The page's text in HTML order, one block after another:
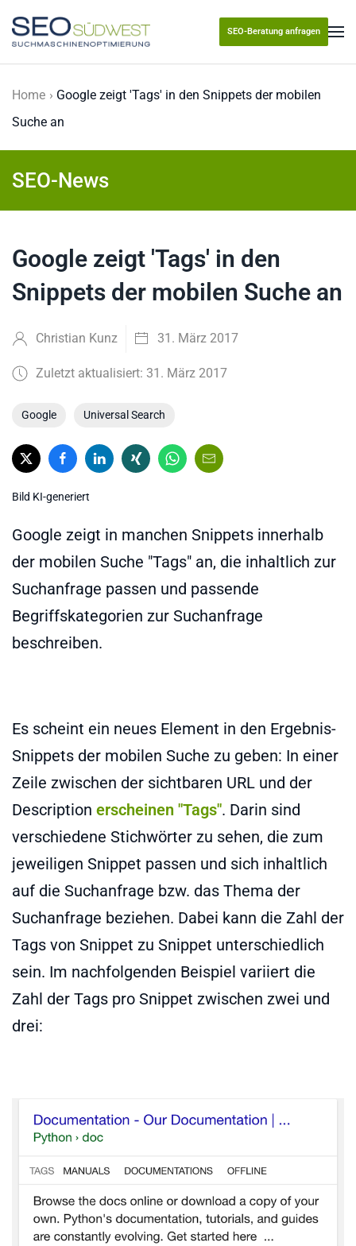
Skip to main content
SEO-Beratung anfragen
Home
Google zeigt 'Tags' in den Snippets der mobilen
Suche an
SEO-News
Google zeigt 'Tags' in den
Snippets der mobilen Suche an
Christian Kunz 31. März 2017
Zuletzt aktualisiert: 31. März 2017
Google Universal Search
Bild KI-generiert
Google zeigt in manchen Snippets innerhalb
der mobilen Suche "Tags" an, die inhaltlich zur
Suchanfrage passen und passende
Begriffskategorien zur Suchanfrage
beschreiben.
Es scheint ein neues Element in den Ergebnis-
Snippets der mobilen Suche zu geben: In einer
Zeile zwischen der sichtbaren URL und der
Description erscheinen "Tags". Darin sind
verschiedene Stichwörter zu sehen, die zum
jeweiligen Snippet passen und sich inhaltlich
auf die Suchanfrage bzw. das Thema der
Suchanfrage beziehen. Dabei kann die Zahl der
Tags von Snippet zu Snippet unterschiedlich
sein. Im nachfolgenden Beispiel variiert die
Zahl der Tags pro Snippet zwischen zwei und
drei: